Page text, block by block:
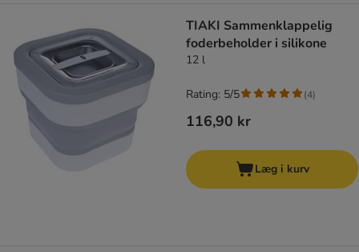
TIAKI Sammenklappelig
foderbeholder i silikone
12 l
116,90 kr
Rating: 5/5 (4)
Læg i kurv